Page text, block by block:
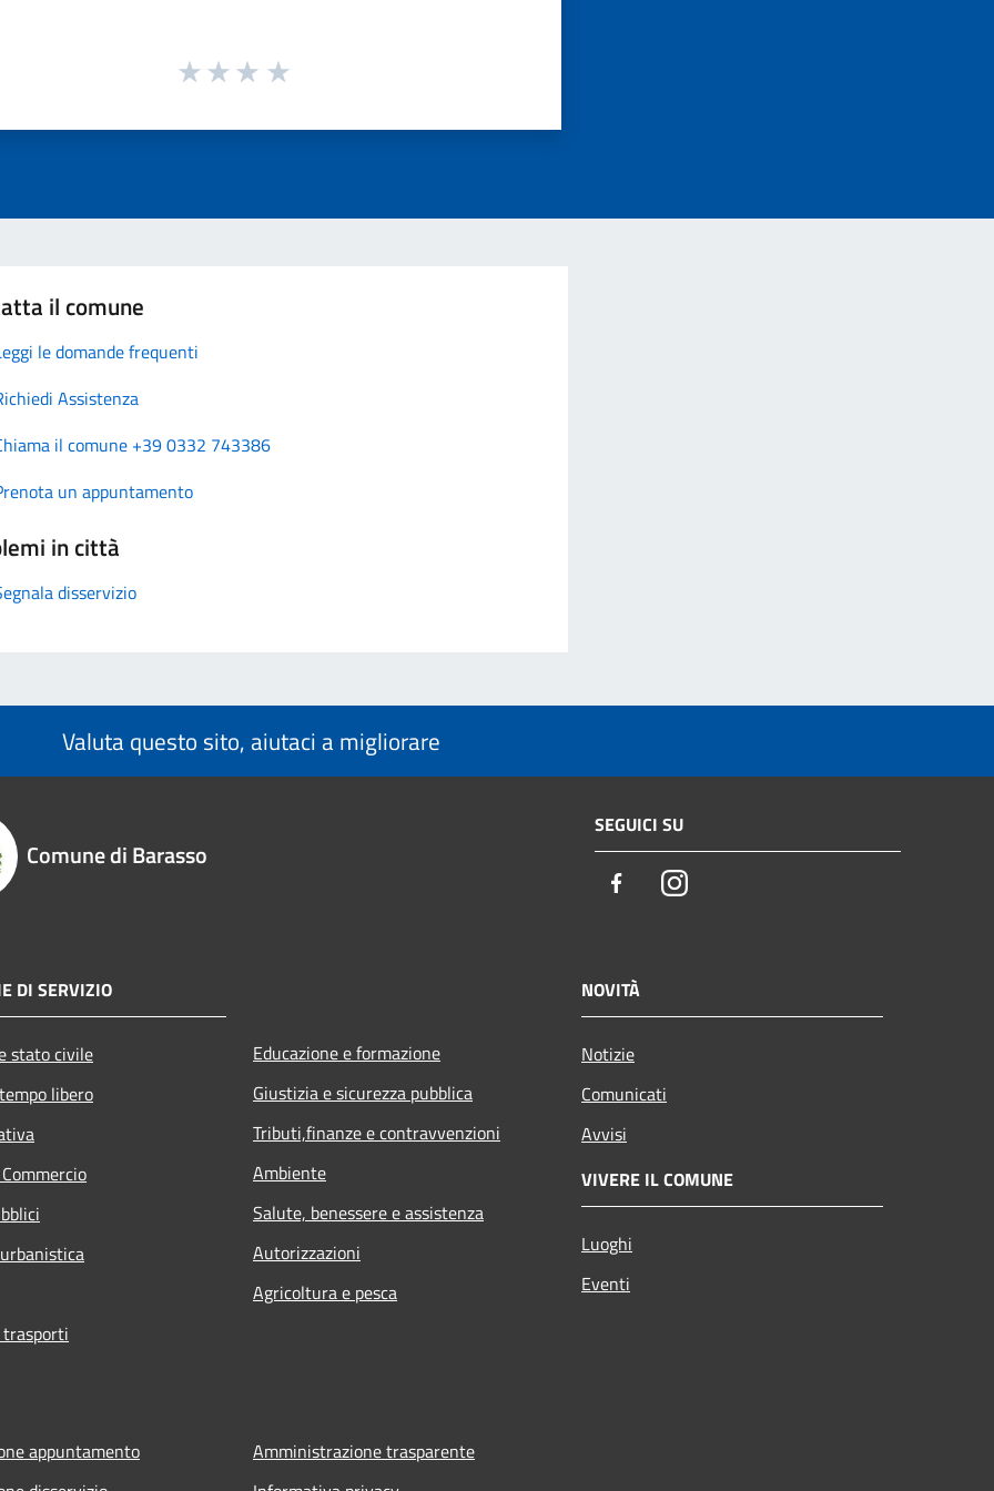
il comune
le domande frequenti
Assistenza
il comune +39 0332 743386
un appuntamento
in città
disservizio
Valuta questo sito, aiutaci a migliorare
Comune di Barasso
SEGUICI SU
FacebookInstagram
DI SERVIZIO
stato civile
libero
Educazione e formazione
Giustizia e sicurezza pubblica
Tributi,finanze e contravvenzioni
Ambiente
Salute, benessere e assistenza
Autorizzazioni
Agricoltura e pesca
NOVITÀ
Notizie
Comunicati
Avvisi
VIVERE IL COMUNE
Luoghi
Eventi
appuntamento
Amministrazione trasparente